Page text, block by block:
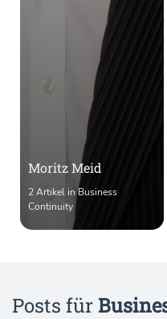
Moritz Meid
2 Artikel in Business
Continuity
Posts für